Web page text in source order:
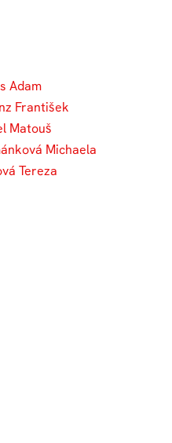
Adam
František
Matouš
Michaela
Tereza